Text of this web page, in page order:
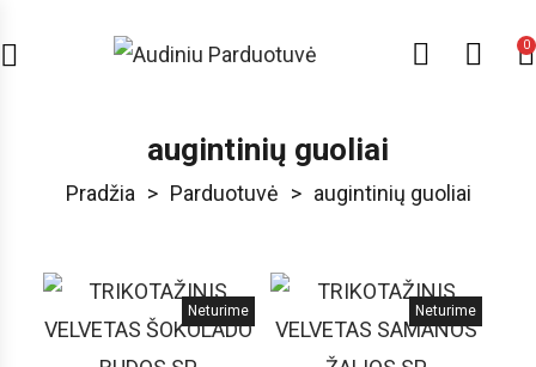
0
augintinių guoliai
Pradžia > Parduotuvė > augintinių guoliai
Neturime Neturime